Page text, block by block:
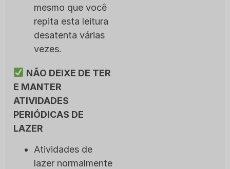
mesmo que você
repita esta leitura
desatenta várias
vezes.
NÃO DEIXE DE TER
E MANTER
ATIVIDADES
PERIÓDICAS DE
LAZER
Atividades de
lazer normalmente